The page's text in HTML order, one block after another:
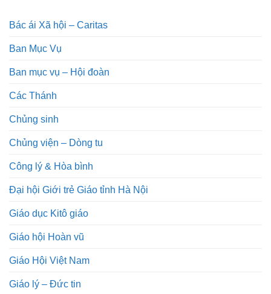
Bác ái Xã hội – Caritas
Ban Mục Vụ
Ban mục vụ – Hội đoàn
Các Thánh
Chủng sinh
Chủng viện – Dòng tu
Công lý & Hòa bình
Đại hội Giới trẻ Giáo tỉnh Hà Nội
Giáo dục Kitô giáo
Giáo hội Hoàn vũ
Giáo Hội Việt Nam
Giáo lý – Đức tin